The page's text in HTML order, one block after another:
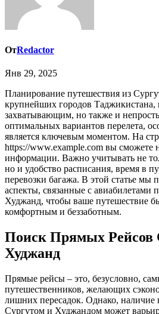
ОтRedactor
Янв 29, 2025
Планирование путешествия из Сургута в Худжанд, один из
крупнейших городов Таджикистана,
захватывающим, но также и
оптимальных вариантов перелета,
является ключевым моментом. На
https://www.example.com вы сможете
информации. Важно учитывать не
но и удобство расписания, время в
перевозки багажа. В этой статье мы
аспекты, связанные с авиабилетами
Худжанд, чтобы ваше путешествие
комфортным и беззаботным.
Поиск Прямых Рейсов
Худжанд
Прямые рейсы – это, безусловно,
путешественников, желающих
лишних пересадок. Однако,
Сургутом и Худжандом может